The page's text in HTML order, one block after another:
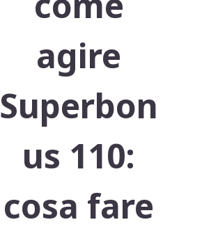
agire
Superbon
us 110:
cosa fare